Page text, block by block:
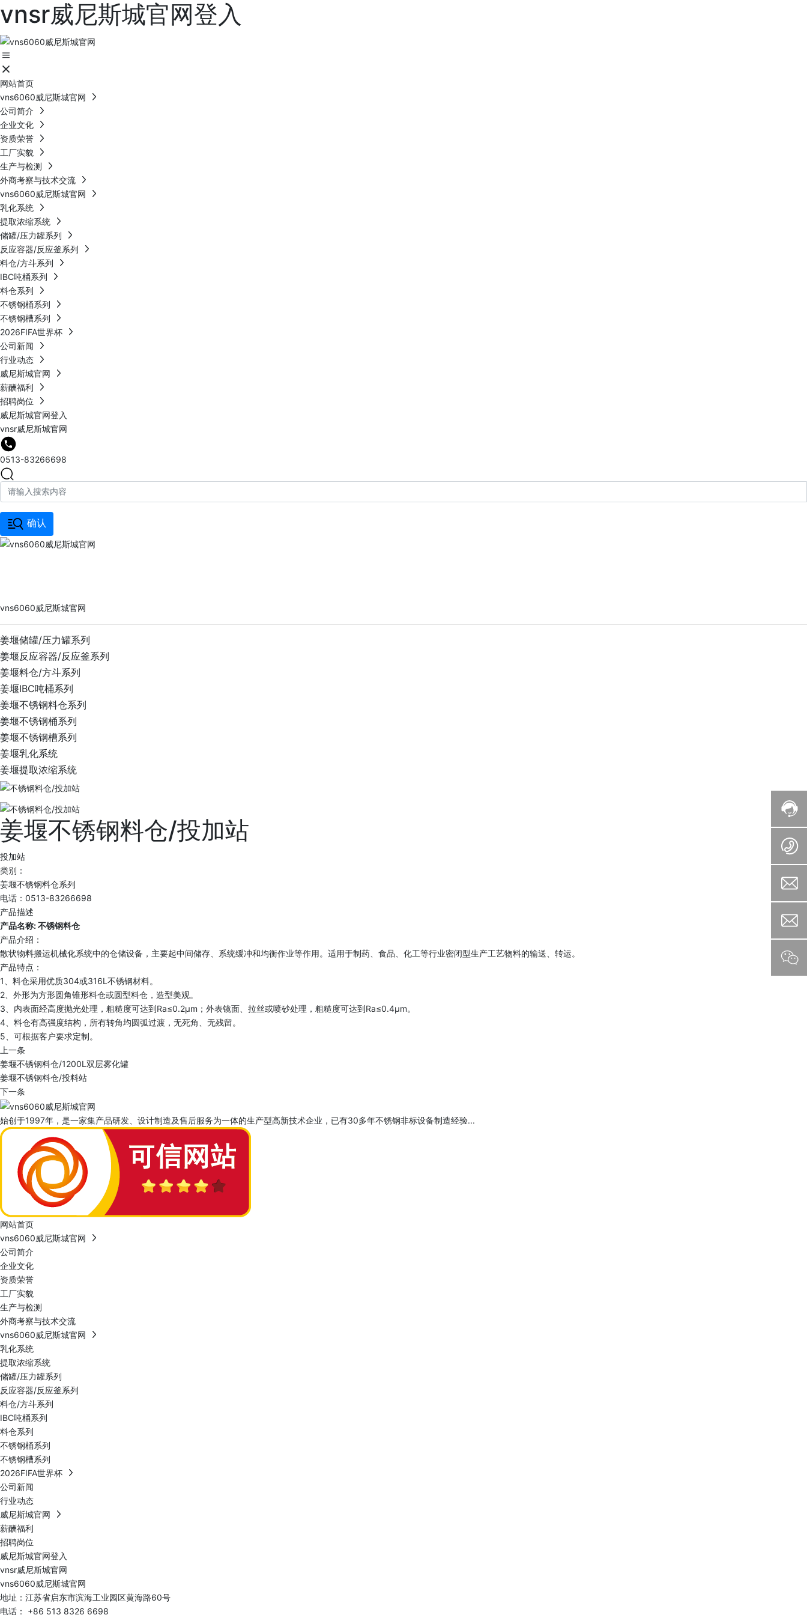
vnsr威尼斯城官网登入
网站首页
vns6060威尼斯城官网
公司简介
企业文化
资质荣誉
工厂实貌
生产与检测
外商考察与技术交流
vns6060威尼斯城官网
乳化系统
提取浓缩系统
储罐/压力罐系列
反应容器/反应釜系列
料仓/方斗系列
IBC吨桶系列
料仓系列
不锈钢桶系列
不锈钢槽系列
2026FIFA世界杯
公司新闻
行业动态
威尼斯城官网
薪酬福利
招聘岗位
威尼斯城官网登入
vnsr威尼斯城官网
0513-83266698
确认
vns6060威尼斯城官网
姜堰储罐/压力罐系列
姜堰反应容器/反应釜系列
姜堰料仓/方斗系列
姜堰IBC吨桶系列
姜堰不锈钢料仓系列
姜堰不锈钢桶系列
姜堰不锈钢槽系列
姜堰乳化系统
姜堰提取浓缩系统
姜堰不锈钢料仓/投加站
投加站
类别：
姜堰不锈钢料仓系列
电话：0513-83266698
产品描述
产品名称: 不锈钢料仓
产品介绍：
散状物料搬运机械化系统中的仓储设备，主要起中间储存、系统缓冲和均衡作业等作用。适用于制药、食品、化工等行业密闭型生产工艺物料的输送、转运。
产品特点：
1、料仓采用优质304或316L不锈钢材料。
2、外形为方形圆角锥形料仓或圆型料仓，造型美观。
3、内表面经高度抛光处理，粗糙度可达到Ra≤0.2μm；外表镜面、拉丝或喷砂处理，粗糙度可达到Ra≤0.4μm。
4、料仓有高强度结构，所有转角均圆弧过渡，无死角、无残留。
5、可根据客户要求定制。
上一条
姜堰不锈钢料仓/1200L双层雾化罐
姜堰不锈钢料仓/投料站
下一条
始创于1997年，是一家集产品研发、设计制造及售后服务为一体的生产型高新技术企业，已有30多年不锈钢非标设备制造经验...
网站首页
vns6060威尼斯城官网
公司简介
企业文化
资质荣誉
工厂实貌
生产与检测
外商考察与技术交流
vns6060威尼斯城官网
乳化系统
提取浓缩系统
储罐/压力罐系列
反应容器/反应釜系列
料仓/方斗系列
IBC吨桶系列
料仓系列
不锈钢桶系列
不锈钢槽系列
2026FIFA世界杯
公司新闻
行业动态
威尼斯城官网
薪酬福利
招聘岗位
威尼斯城官网登入
vnsr威尼斯城官网
vns6060威尼斯城官网
地址：江苏省启东市滨海工业园区黄海路60号
电话： +86 513 8326 6698